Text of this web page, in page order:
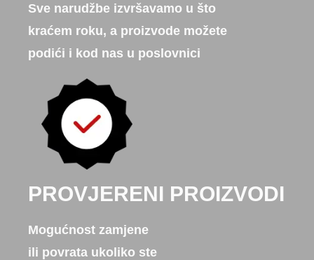
Sve narudžbe izvršavamo u što
kraćem roku, a proizvode možete
podići i kod nas u poslovnici
PROVJERENI PROIZVODI
Mogućnost zamjene
ili povrata ukoliko ste